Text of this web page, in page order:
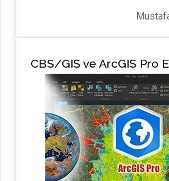
CBS/GIS ve ArcGIS Pro